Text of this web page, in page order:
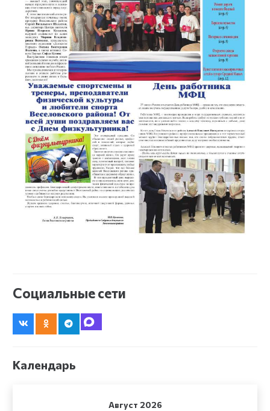
Социальные сети
Календарь
Август 2026